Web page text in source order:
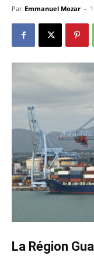
Par Emmanuel Mozar -
La Région